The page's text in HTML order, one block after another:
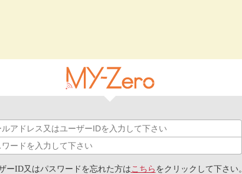
ーID又はパスワードを忘れた方はこちら をクリックして下さい